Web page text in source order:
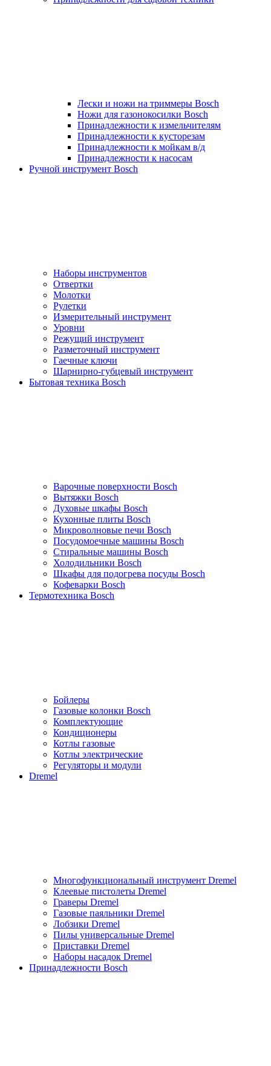
Лески и ножи на триммеры Bosch
Ножи для газонокосилки Bosch
Принадлежности к измельчителям
Принадлежности к кусторезам
Принадлежности к мойкам в/д
Принадлежности к насосам
Ручной инструмент Bosch
Наборы инструментов
Отвертки
Молотки
Рулетки
Измерительный инструмент
Уровни
Режущий инструмент
Разметочный инструмент
Гаечные ключи
Шарнирно-губцевый инструмент
Бытовая техника Bosch
Варочные поверхности Bosch
Вытяжки Bosch
Духовые шкафы Bosch
Кухонные плиты Bosch
Микроволновые печи Bosch
Посудомоечные машины Bosch
Стиральные машины Bosch
Холодильники Bosch
Шкафы для подогрева посуды Bosch
Кофеварки Bosch
Термотехника Bosch
Бойлеры
Газовые колонки Bosch
Комплектующие
Кондиционеры
Котлы газовые
Котлы электрические
Регуляторы и модули
Dremel
Многофункциональный инструмент Dremel
Клеевые пистолеты Dremel
Граверы Dremel
Газовые паяльники Dremel
Лобзики Dremel
Пилы универсальные Dremel
Приставки Dremel
Наборы насадок Dremel
Принадлежности Bosch